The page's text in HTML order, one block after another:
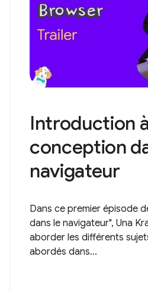
Introduction
conception
navigateur
Dans ce premier épisode
dans le navigateur", Una
aborder les différents
abordés dans...